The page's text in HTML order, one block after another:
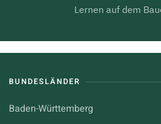
Lernen auf dem
BUNDESLÄNDER
Baden-Württemberg